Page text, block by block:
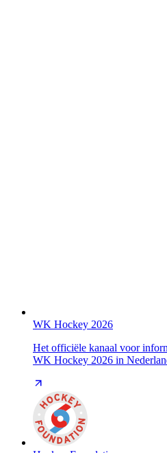
WK Hockey 2026
Het officiële kanaal voor
WK Hockey 2026 in